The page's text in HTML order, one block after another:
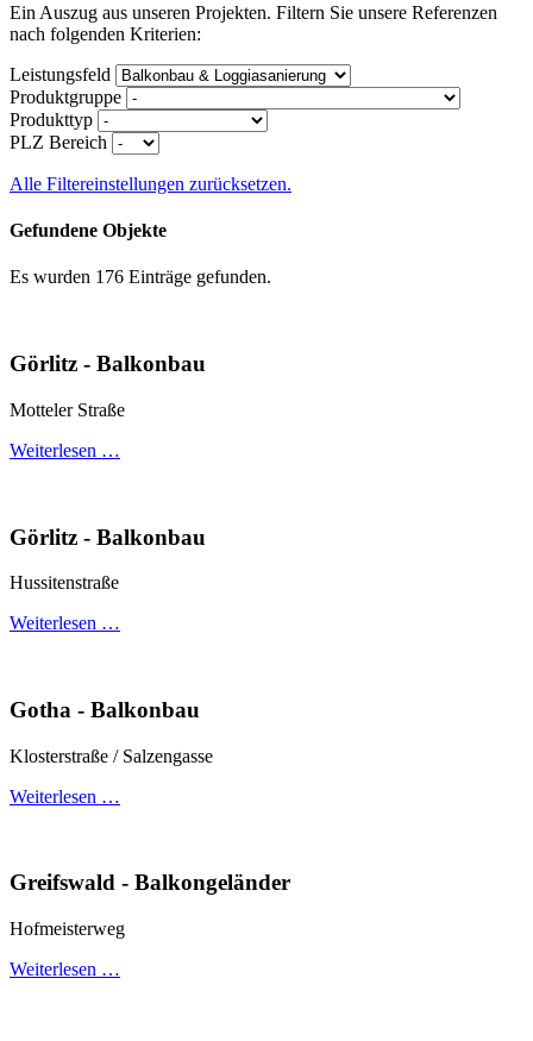
Ein Auszug aus unseren Projekten. Filtern Sie unsere Referenzen
nach folgenden Kriterien:
Leistungsfeld
Produktgruppe
Produkttyp
PLZ Bereich
Alle Filtereinstellungen zurücksetzen.
Gefundene Objekte
Es wurden 176 Einträge gefunden.
Görlitz - Balkonbau
Motteler Straße
Weiterlesen …
Görlitz - Balkonbau
Hussitenstraße
Weiterlesen …
Gotha - Balkonbau
Klosterstraße / Salzengasse
Weiterlesen …
Greifswald - Balkongeländer
Hofmeisterweg
Weiterlesen …